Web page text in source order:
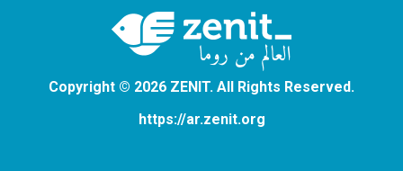
Copyright © 2026 ZENIT. All Rights Reserved.
https://ar.zenit.org